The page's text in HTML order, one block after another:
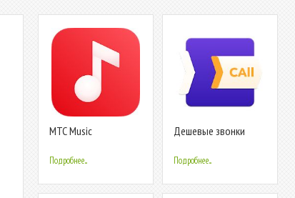
МТС Music
Подробнее...
Дешевые звонки
Подробнее...